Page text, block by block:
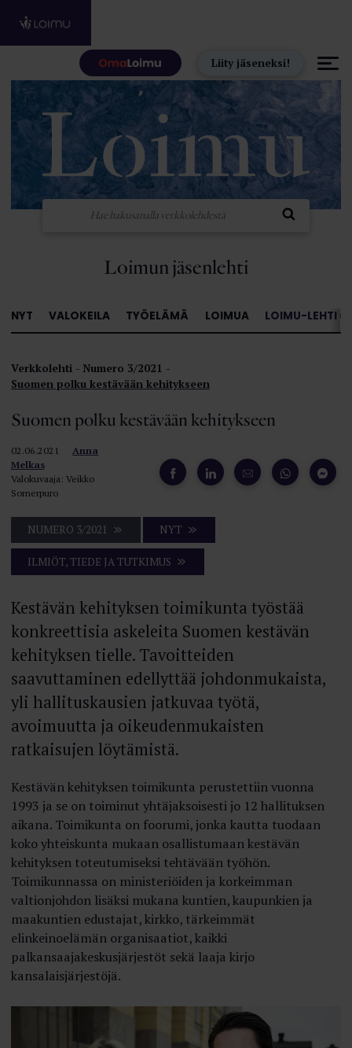
Liity jäseneksi!
Loimun jäsenlehti
NYT VALOKEILA TYÖELÄMÄ LOIMUA LOIMU-LEHTI »
Verkkolehti
Numero 3/2021
Suomen polku kestävään kehitykseen
Suomen polku kestävään kehitykseen
02.06.2021
Anna
Melkas
Valokuvaaja: Veikko
Somerpuro
NUMERO 3/2021 NYT
ILMIÖT, TIEDE JA TUTKIMUS
Kestävän kehityksen toimikunta työstää
konkreettisia askeleita Suomen kestävän
kehityksen tielle. Tavoitteiden
saavuttaminen edellyttää johdonmukaista,
yli hallituskausien jatkuvaa työtä,
avoimuutta ja oikeudenmukaisten
ratkaisujen löytämistä.
Kestävän kehityksen toimikunta perustettiin vuonna
1993 ja se on toiminut yhtäjaksoisesti jo 12 hallituksen
aikana. Toimikunta on foorumi, jonka kautta tuodaan
koko yhteiskunta mukaan osallistumaan kestävän
kehityksen toteutumiseksi tehtävään työhön.
Toimikunnassa on ministeriöiden ja korkeimman
valtionjohdon lisäksi mukana kuntien, kaupunkien ja
maakuntien edustajat, kirkko, tärkeimmät
elinkeinoelämän organisaatiot, kaikki
palkansaajakeskusjärjestöt sekä laaja kirjo
kansalaisjärjestöjä.